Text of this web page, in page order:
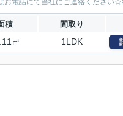
電話にて当社にご連絡ください☆
積 間取り
㎡ 1LDK